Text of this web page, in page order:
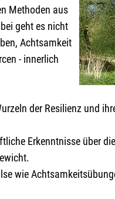
Methoden aus
geht es nicht
Achtsamkeit
- innerlich
der Resilienz und
Erkenntnisse über
wie